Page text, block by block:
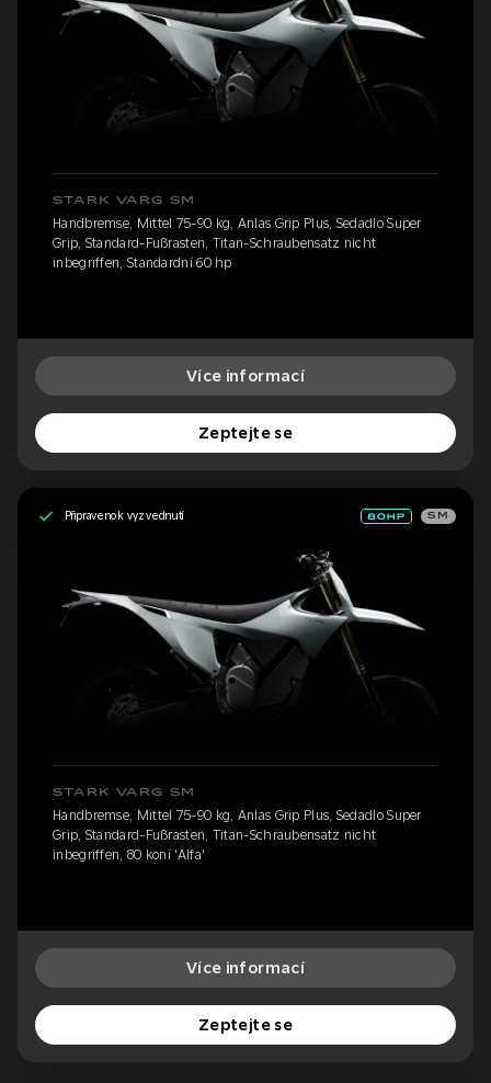
STARK VARG SM
Handbremse, Mittel 75-90 kg, Anlas Grip Plus, Sedadlo Super
Grip, Standard-Fußrasten, Titan-Schraubensatz nicht
inbegriffen, Standardní 60 hp
Více informací
Zeptejte se
Připraveno k vyzvednutí SM
STARK VARG SM
Handbremse, Mittel 75-90 kg, Anlas Grip Plus, Sedadlo Super
Grip, Standard-Fußrasten, Titan-Schraubensatz nicht
inbegriffen, 80 koní 'Alfa'
Více informací
Zeptejte se